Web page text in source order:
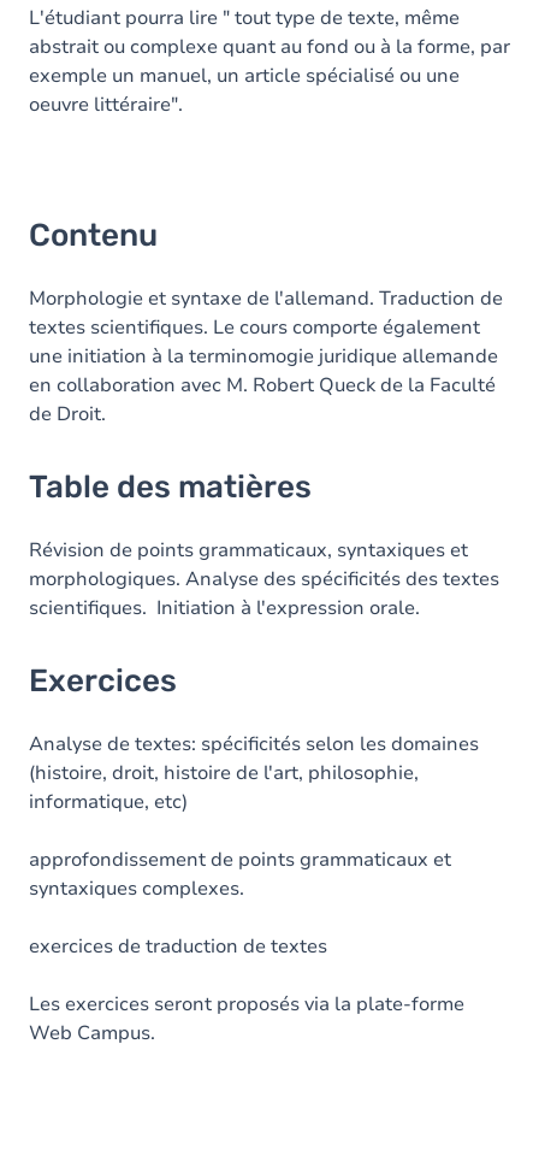
L'étudiant pourra lire " tout type de texte, même
abstrait ou complexe quant au fond ou à la forme, par
exemple un manuel, un article spécialisé ou une
oeuvre littéraire".
Contenu
Morphologie et syntaxe de l'allemand. Traduction de
textes scientifiques. Le cours comporte également
une initiation à la terminomogie juridique allemande
en collaboration avec M. Robert Queck de la Faculté
de Droit.
Table des matières
Révision de points grammaticaux, syntaxiques et
morphologiques. Analyse des spécificités des textes
scientifiques. Initiation à l'expression orale.
Exercices
Analyse de textes: spécificités selon les domaines
(histoire, droit, histoire de l'art, philosophie,
informatique, etc)
approfondissement de points grammaticaux et
syntaxiques complexes.
exercices de traduction de textes
Les exercices seront proposés via la plate-forme
Web Campus.